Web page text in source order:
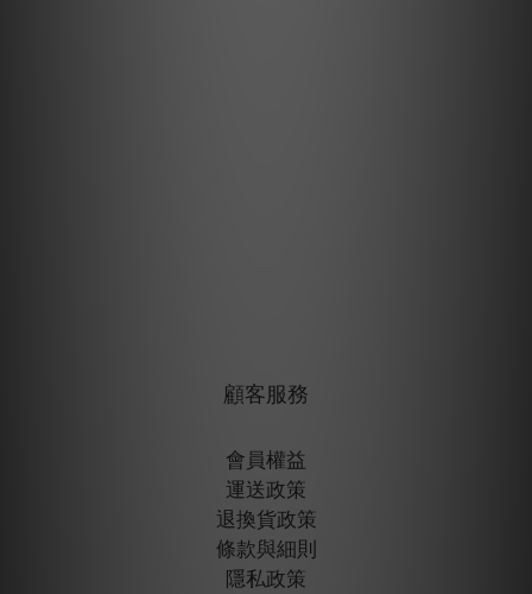
顧客服務
會員權益
運送政策
退換貨政策
條款與細則
隱私政策